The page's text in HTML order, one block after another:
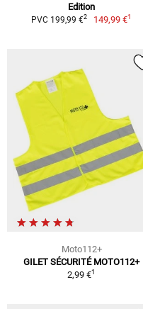
Edition
PVC 199,99 €2 149,99 €1
Moto112+
GILET SÉCURITÉ MOTO112+
2,99 €1